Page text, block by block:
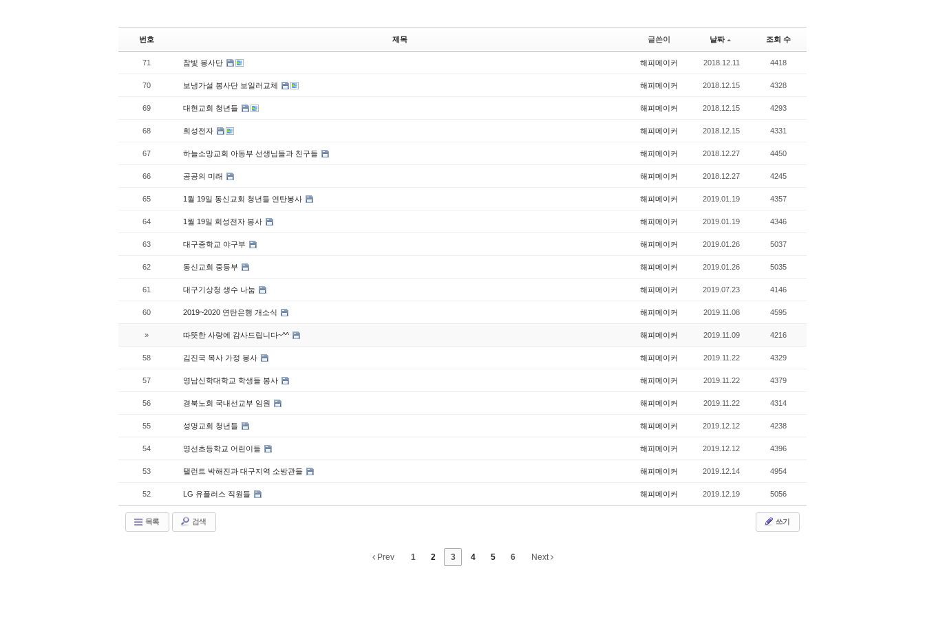
번호 제목 글쓴이 날짜 조회 수
71 참빛 봉사단 해피메이커 2018.12.11 4418
70 보냉가설 봉사단 보일러교체 해피메이커 2018.12.15 4328
69 대현교회 청년들 해피메이커 2018.12.15 4293
68 희성전자 해피메이커 2018.12.15 4331
67 하늘소망교회 아동부 선생님들과 친구들 해피메이커 2018.12.27 4450
66 공공의 미래 해피메이커 2018.12.27 4245
65 1월 19일 동신교회 청년들 연탄봉사 해피메이커 2019.01.19 4357
64 1월 19일 희성전자 봉사 해피메이커 2019.01.19 4346
63 대구중학교 야구부 해피메이커 2019.01.26 5037
62 동신교회 중등부 해피메이커 2019.01.26 5035
61 대구기상청 생수 나눔 해피메이커 2019.07.23 4146
60 2019~2020 연탄은행 개소식 해피메이커 2019.11.08 4595
» 따뜻한 사랑에 감사드립니다~^^ 해피메이커 2019.11.09 4216
58 김진국 목사 가정 봉사 해피메이커 2019.11.22 4329
57 영남신학대학교 학생들 봉사 해피메이커 2019.11.22 4379
56 경북노회 국내선교부 임원 해피메이커 2019.11.22 4314
55 성명교회 청년들 해피메이커 2019.12.12 4238
54 영선초등학교 어린이들 해피메이커 2019.12.12 4396
53 탤런트 박해진과 대구지역 소방관들 해피메이커 2019.12.14 4954
52 LG 유플러스 직원들 해피메이커 2019.12.19 5056
목록 검색 쓰기
Prev 1 2 3 4 5 6 Next